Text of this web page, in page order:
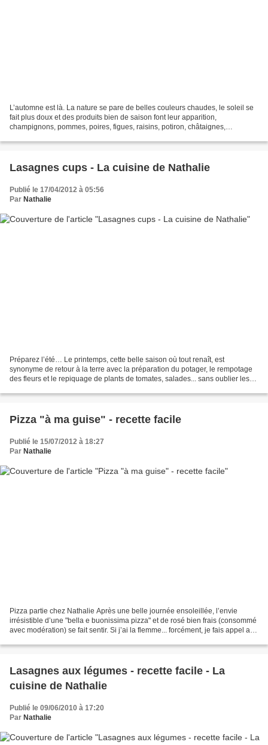
L’automne est là. La nature se pare de belles couleurs chaudes, le soleil se
fait plus doux et des produits bien de saison font leur apparition,
champignons, pommes, poires, figues, raisins, potiron, châtaignes,
Lasagnes cups - La cuisine de Nathalie
Publié le 17/04/2012 à 05:56
Par Nathalie
Préparez l’été… Le printemps, cette belle saison où tout renaît, est
synonyme de retour à la terre avec la préparation du potager, le rempotage
des fleurs et le repiquage de plants de tomates, salades... sans oublier les
Pizza "à ma guise" - recette facile
Publié le 15/07/2012 à 18:27
Par Nathalie
Pizza partie chez Nathalie Après une belle journée ensoleillée, l’envie
irrésistible d’une "bella e buonissima pizza" et de rosé bien frais (consommé
avec modération) se fait sentir. Si j’ai la flemme... forcément, je fais appel au
Lasagnes aux légumes - recette facile - La
cuisine de Nathalie
Publié le 09/06/2010 à 17:20
Par Nathalie